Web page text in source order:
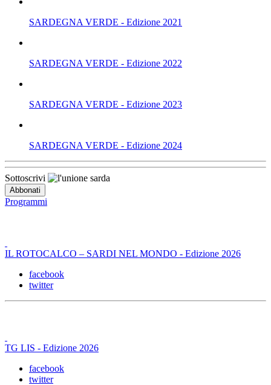
SARDEGNA VERDE - Edizione 2021
SARDEGNA VERDE - Edizione 2022
SARDEGNA VERDE - Edizione 2023
SARDEGNA VERDE - Edizione 2024
Sottoscrivi
Programmi
IL ROTOCALCO – SARDI NEL MONDO - Edizione 2026
facebook
twitter
TG LIS - Edizione 2026
facebook
twitter